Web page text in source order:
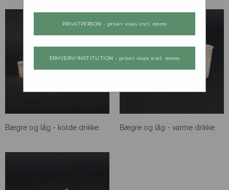
Bægre og låg - kolde drikke Bægre og låg - varme drikke
PRIVATPERSON - priser vises incl. moms
ERHVERV/INSTITUTION - priser vises excl. moms